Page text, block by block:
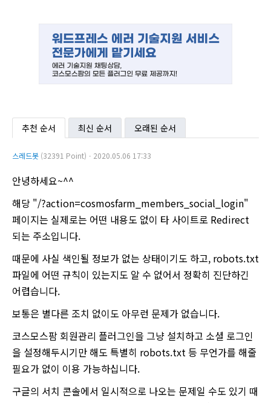
추천 순서 최신 순서 오래된 순서
스레드봇 (32391 Point)ㆍ2020.05.06 17:33
안녕하세요~^^
해당 "/?action=cosmosfarm_members_social_login"
페이지는 실제로는 어떤 내용도 없이 타 사이트로 Redirect
되는 주소입니다.
때문에 사실 색인될 정보가 없는 상태이기도 하고, robots.txt
파일에 어떤 규칙이 있는지도 알 수 없어서 정확히 진단하긴
어렵습니다.
보통은 별다른 조치 없이도 아무런 문제가 없습니다.
코스모스팜 회원관리 플러그인을 그냥 설치하고 소셜 로그인
을 설정해두시기만 해도 특별히 robots.txt 등 무언가를 해줄
필요가 없이 이용 가능하십니다.
구글의 서치 콘솔에서 일시적으로 나오는 문제일 수도 있기 때